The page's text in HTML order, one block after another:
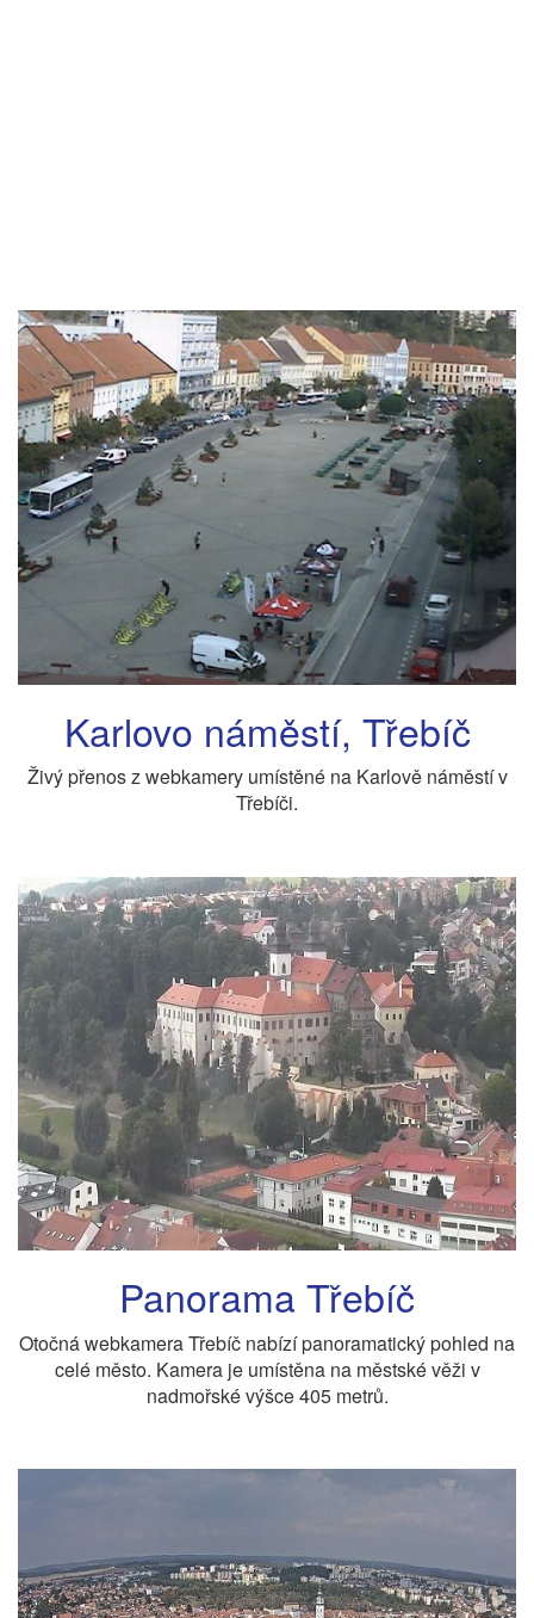
Karlovo náměstí, Třebíč
Živý přenos z webkamery umístěné na Karlově náměstí v
Třebíči.
Panorama Třebíč
Otočná webkamera Třebíč nabízí panoramatický pohled na
celé město. Kamera je umístěna na městské věži v
nadmořské výšce 405 metrů.